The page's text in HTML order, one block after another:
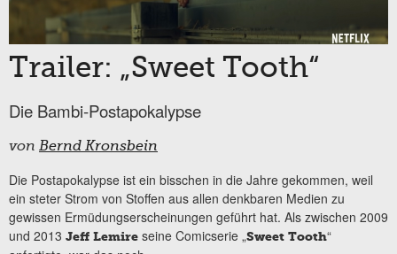
Trailer: „Sweet Tooth“
Die Bambi-Postapokalypse
von Bernd Kronsbein
Die Postapokalypse ist ein bisschen in die Jahre gekommen, weil
ein steter Strom von Stoffen aus allen denkbaren Medien zu
gewissen Ermüdungserscheinungen geführt hat. Als zwischen 2009
und 2013 Jeff Lemire seine Comicserie „Sweet Tooth“